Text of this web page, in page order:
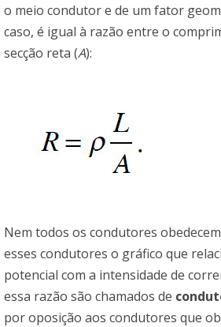
o meio condutor e de um fator
caso, é igual à razão entre o
secção reta (A):
Nem todos os condutores
esses condutores o gráfico que
potencial com a intensidade de
essa razão são chamados de
por oposição aos condutores que